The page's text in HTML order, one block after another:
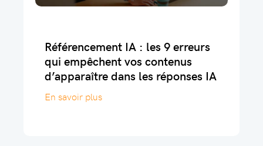
Référencement IA : les 9 erreurs
qui empêchent vos contenus
d’apparaître dans les réponses IA
En savoir plus